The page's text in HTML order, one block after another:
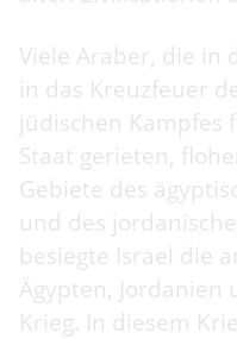
Viele Araber, die in
in das Kreuzfeuer
jüdischen Kampfes
Staat gerieten,
Gebiete des
und des
besiegte Israel die
Ägypten, Jordanien
Krieg. In diesem